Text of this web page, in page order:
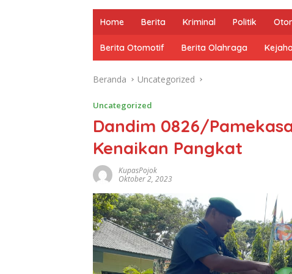
Home Berita Kriminal Politik
Berita Otomotif Berita Olahraga
Beranda Uncategorized
Uncategorized
Dandim 0826/
Kenaikan Pangkat
KupasPojok
Oktober 2, 2023